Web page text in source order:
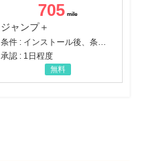
705
ジャンプ＋
承認 : 1日程度
無料